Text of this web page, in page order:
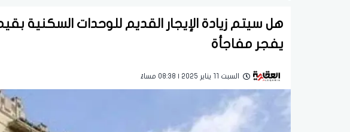
يفجر مفاجأة
السبت 11 يناير 2025 | 08:38 مساءً